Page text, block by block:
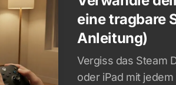
eine tragbare
Anleitung)
Vergiss das Steam
oder iPad mit